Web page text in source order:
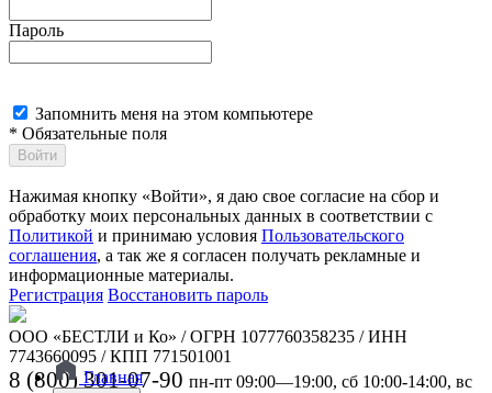
Пароль
Запомнить меня на этом компьютере
* Обязательные поля
Войти
Нажимая кнопку «Войти», я даю свое согласие на сбор и
обработку моих персональных данных в соответствии с
Политикой и принимаю условия Пользовательского
соглашения, а так же я согласен получать рекламные и
информационные материалы.
Регистрация Восстановить пароль
ООО «БЕСТЛИ и Ко» / ОГРН 1077760358235 / ИНН
7743660095 / КПП 771501001
8 (800) 301-07-90 пн-пт 09:00—19:00, сб 10:00-14:00, вс
Главная